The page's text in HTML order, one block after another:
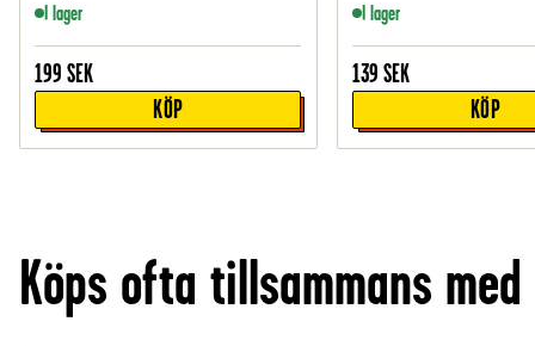
I lager
199 SEK
KÖP
I lager
139 SEK
KÖP
Köps ofta tillsammans med